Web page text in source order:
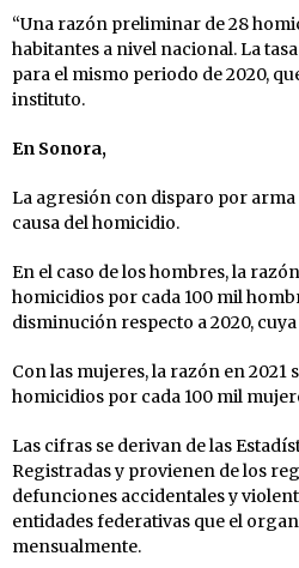
“Una razón preliminar de 28
habitantes a nivel nacional. La
para el mismo periodo de 2020,
instituto.
En Sonora,
La agresión con disparo por
causa del homicidio.
En el caso de los hombres, la
homicidios por cada 100 mil
disminución respecto a 2020, cuya
Con las mujeres, la razón en 2021
homicidios por cada 100 mil
Las cifras se derivan de las
Registradas y provienen de los
defunciones accidentales y
entidades federativas que el
mensualmente.